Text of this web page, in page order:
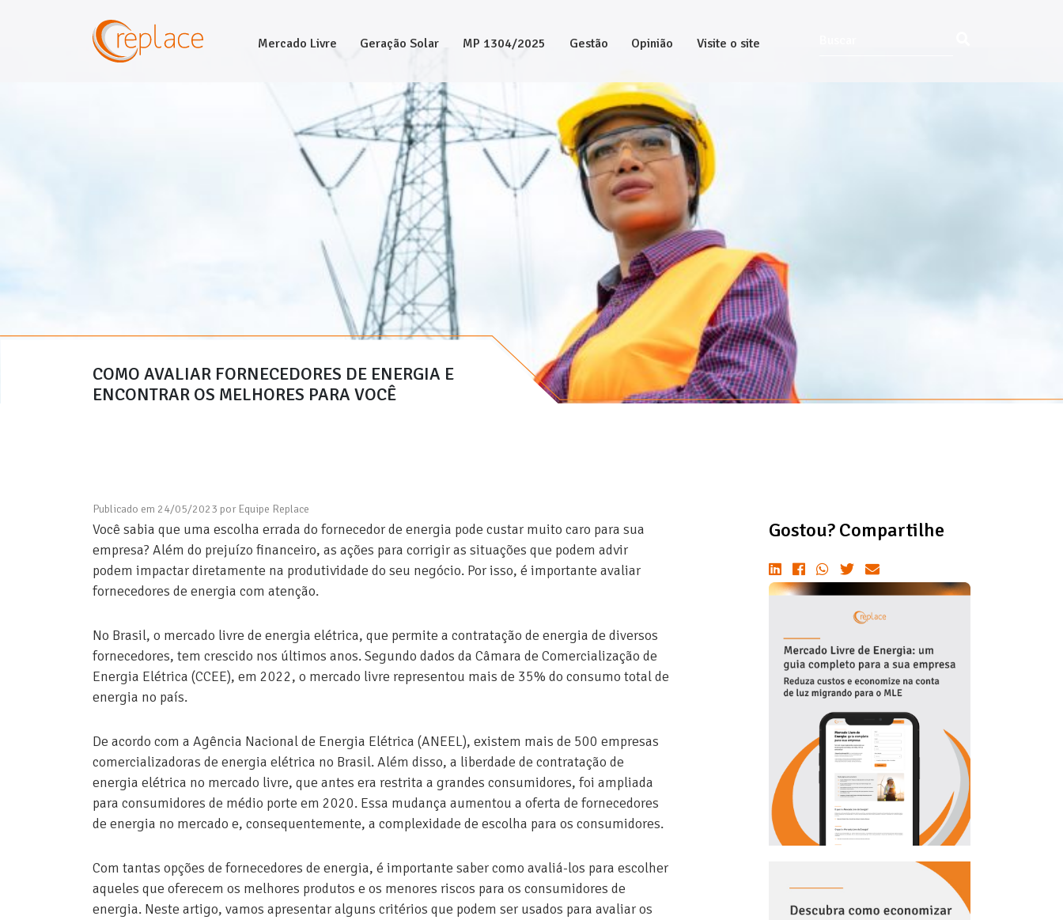
Mercado Livre Geração Solar MP 1304/2025 Gestão Opinião Visite o site
COMO AVALIAR FORNECEDORES DE ENERGIA E
ENCONTRAR OS MELHORES PARA VOCÊ
Publicado em 24/05/2023 por Equipe Replace
Você sabia que uma escolha errada do fornecedor de energia pode custar muito caro para sua
empresa? Além do prejuízo financeiro, as ações para corrigir as situações que podem advir
podem impactar diretamente na produtividade do seu negócio. Por isso, é importante avaliar
fornecedores de energia com atenção.
No Brasil, o mercado livre de energia elétrica, que permite a contratação de energia de diversos
fornecedores, tem crescido nos últimos anos. Segundo dados da Câmara de Comercialização de
Energia Elétrica (CCEE), em 2022, o mercado livre representou mais de 35% do consumo total de
energia no país.
De acordo com a Agência Nacional de Energia Elétrica (ANEEL), existem mais de 500 empresas
comercializadoras de energia elétrica no Brasil. Além disso, a liberdade de contratação de
energia elétrica no mercado livre, que antes era restrita a grandes consumidores, foi ampliada
para consumidores de médio porte em 2020. Essa mudança aumentou a oferta de fornecedores
de energia no mercado e, consequentemente, a complexidade de escolha para os consumidores.
Com tantas opções de fornecedores de energia, é importante saber como avaliá-los para escolher
aqueles que oferecem os melhores produtos e os menores riscos para os consumidores de
energia. Neste artigo, vamos apresentar alguns critérios que podem ser usados para avaliar os
Gostou? Compartilhe